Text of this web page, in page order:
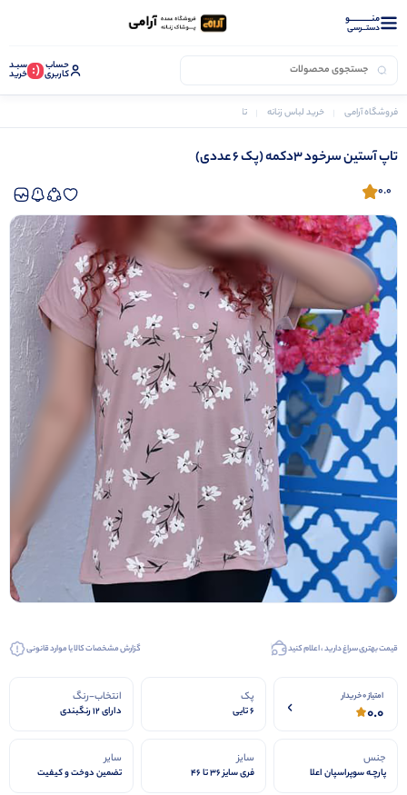
منــــــــــــو
دستــرسی
حساب
کاربری (: سبـد
خرید
فروشگاه آرامی خرید لباس زنانه تاپ آستین سرخود ۳دکمه (پک 6 عددی)
تاپ آستین سرخود ۳دکمه (پک 6 عددی)
0.0
قیمت بهتری سراغ دارید ، اعلام کنید گزارش مشخصات کالا یا موارد قانونی
امتیاز 0 خریدار
0.0
پک
6 تایی
انتخاب-رنگ
دارای 12 رنگبندی
جنس
پارچـه سوپراسپان اعلا
سایز
فری سایز ۳۶ تا ۴۶
سایر
تضمین دوخت و کیفیت